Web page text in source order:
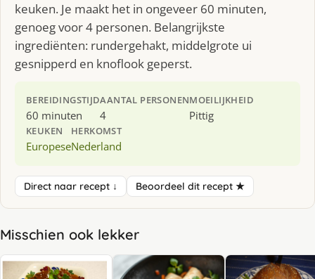
keuken. Je maakt het in ongeveer 60 minuten,
genoeg voor 4 personen. Belangrijkste
ingrediënten: rundergehakt, middelgrote ui
gesnipperd en knoflook geperst.
BEREIDINGSTIJD
60 minuten
AANTAL PERSONEN
4
MOEILIJKHEID
Pittig
KEUKEN
Europese
HERKOMST
Nederland
Direct naar recept ↓ Beoordeel dit recept ★
Misschien ook lekker